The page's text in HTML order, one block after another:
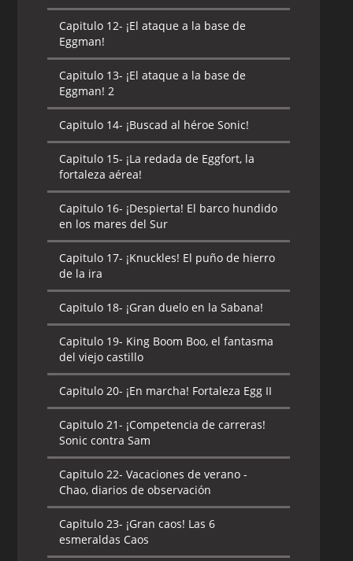
Capitulo 12- ¡El ataque a la base de
Eggman!
Capitulo 13- ¡El ataque a la base de
Eggman! 2
Capitulo 14- ¡Buscad al héroe Sonic!
Capitulo 15- ¡La redada de Eggfort, la
fortaleza aérea!
Capitulo 16- ¡Despierta! El barco hundido
en los mares del Sur
Capitulo 17- ¡Knuckles! El puño de hierro
de la ira
Capitulo 18- ¡Gran duelo en la Sabana!
Capitulo 19- King Boom Boo, el fantasma
del viejo castillo
Capitulo 20- ¡En marcha! Fortaleza Egg II
Capitulo 21- ¡Competencia de carreras!
Sonic contra Sam
Capitulo 22- Vacaciones de verano -
Chao, diarios de observación
Capitulo 23- ¡Gran caos! Las 6
esmeraldas Caos